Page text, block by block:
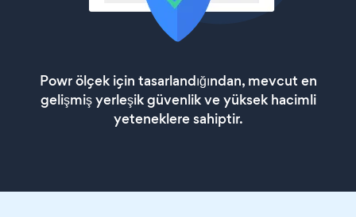
Powr ölçek için tasarlandığından, mevcut en
gelişmiş yerleşik güvenlik ve yüksek hacimli
yeteneklere sahiptir.